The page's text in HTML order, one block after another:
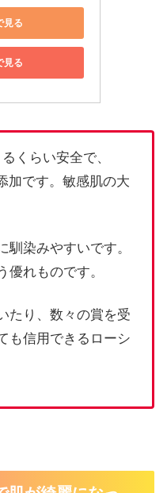
見る
見る
くらい安全で、
加です。敏感肌の大
馴染みやすいです。
優れものです。
たり、数々の賞を受
も信用できるローシ